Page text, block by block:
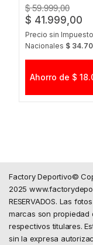
$ 59.999,00
$ 41.999,00
Precio sin
Nacionales $
Ahorro de $
Factory Deportivo©
2025
RESERVADOS. Las
marcas son propiedad
respectivos titulares.
sin la expresa